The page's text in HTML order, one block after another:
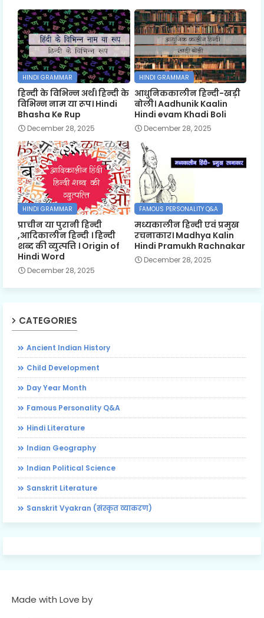
HINDI GRAMMAR
हिन्दी के विभिन्न अर्थ। हिन्दी के
विभिन्न नाम या रूप। Hindi
Bhasha Ke Rup
December 28, 2025
HINDI GRAMMAR
आधुनिककालीन हिन्दी-खड़ी
बोली। Aadhunik Kaalin
Hindi evam Khadi Boli
December 28, 2025
HINDI GRAMMAR
प्राचीन या पुरानी हिन्दी
,आदिकालीन हिन्दी । हिन्दी
शब्द की व्युत्पत्ति । Origin of
Hindi Word
December 28, 2025
FAMOUS PERSONALITY Q&A
मध्यकालीन हिन्दी एवं प्रमुख
रचनाकार। Madhya Kalin
Hindi Pramukh Rachnakar
December 28, 2025
CATEGORIES
Ancient Indian History
Child Development
Day Year Month
Famous Personality Q&A
Hindi Literature
Indian Geography
Indian Political Science
Sanskrit Literature
Sanskrit Vyakran (संस्कृत व्याकरण)
Made with Love by